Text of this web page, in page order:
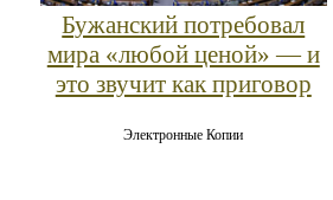
Бужанский потребовал
мира «любой ценой» — и
это звучит как приговор
Электронные Копии